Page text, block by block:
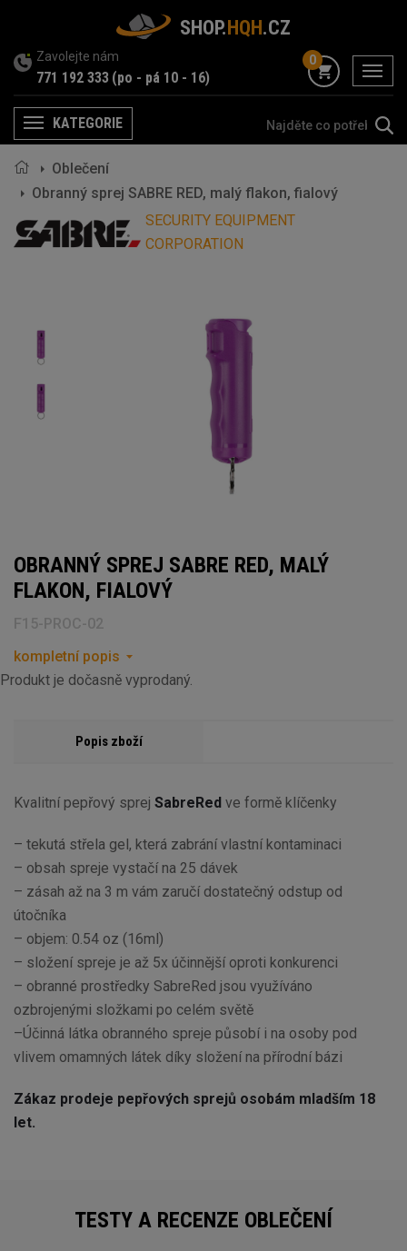
SHOP.HQH.CZ
Zavolejte nám
771 192 333 (po - pá 10 - 16) menu
0
MenuKATEGORIE
Oblečení
Obranný sprej SABRE RED, malý flakon, fialový
SECURITY EQUIPMENT
CORPORATION
OBRANNÝ SPREJ SABRE RED, MALÝ
FLAKON, FIALOVÝ
F15-PROC-02
kompletní popis
Produkt je dočasně vyprodaný.
Popis zboží
Kvalitní pepřový sprej SabreRed ve formě klíčenky
– tekutá střela gel, která zabrání vlastní kontaminaci
– obsah spreje vystačí na 25 dávek
– zásah až na 3 m vám zaručí dostatečný odstup od
útočníka
– objem: 0.54 oz (16ml)
– složení spreje je až 5x účinnější oproti konkurenci
– obranné prostředky SabreRed jsou využíváno
ozbrojenými složkami po celém světě
–Účinná látka obranného spreje působí i na osoby pod
vlivem omamných látek díky složení na přírodní bázi
Zákaz prodeje pepřových sprejů osobám mladším 18
let.
TESTY A RECENZE OBLEČENÍ